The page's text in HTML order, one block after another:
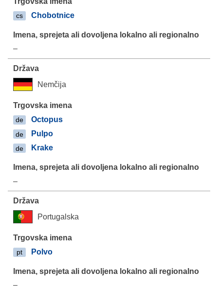
cs Chobotnice
–
Nemčija
de Octopus
de Pulpo
de Krake
–
Portugalska
pt Polvo
–